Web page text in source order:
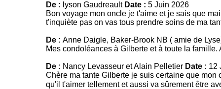
De : lyson Gaudreault Date : 5 Juin 2026
Bon voyage mon oncle je t'aime et je sais que
t'inquiète pas on vas tous prendre soins de ma
De : Anne Daigle, Baker-Brook NB ( amie de
Mes condoléances à Gilberte et à toute la famille.
De : Nancy Levasseur et Alain Pelletier Date : 12
Chère ma tante Gilberte je suis certaine que
qu'il t'aimer tellement et aussi va sûrement être